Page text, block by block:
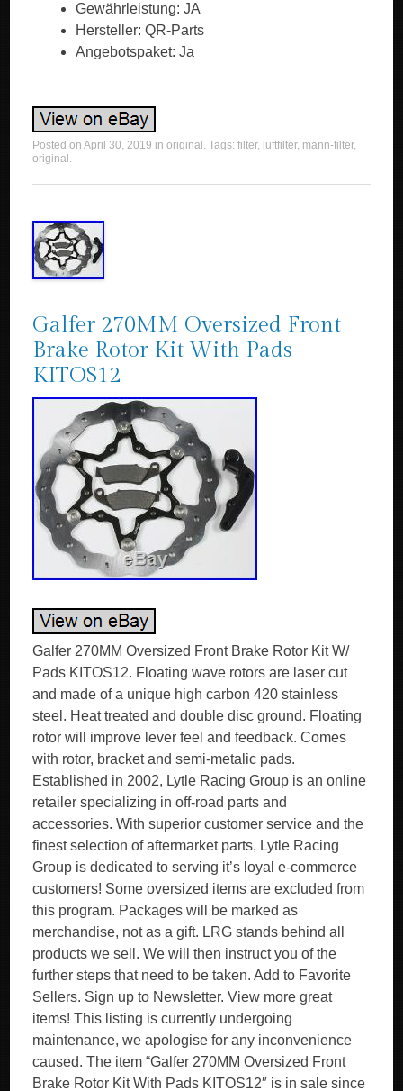
Gewährleistung: JA
Hersteller: QR-Parts
Angebotspaket: Ja
Posted onApril 30, 2019 inoriginal . Tags:filter, luftfilter, mann-filter,
original .
Galfer 270MM Oversized Front
Brake Rotor Kit With Pads
KITOS12
Galfer 270MM Oversized Front Brake Rotor Kit W/
Pads KITOS12. Floating wave rotors are laser cut
and made of a unique high carbon 420 stainless
steel. Heat treated and double disc ground. Floating
rotor will improve lever feel and feedback. Comes
with rotor, bracket and semi-metalic pads.
Established in 2002, Lytle Racing Group is an online
retailer specializing in off-road parts and
accessories. With superior customer service and the
finest selection of aftermarket parts, Lytle Racing
Group is dedicated to serving it’s loyal e-commerce
customers! Some oversized items are excluded from
this program. Packages will be marked as
merchandise, not as a gift. LRG stands behind all
products we sell. We will then instruct you of the
further steps that need to be taken. Add to Favorite
Sellers. Sign up to Newsletter. View more great
items! This listing is currently undergoing
maintenance, we apologise for any inconvenience
caused. The item “Galfer 270MM Oversized Front
Brake Rotor Kit With Pads KITOS12″ is in sale since